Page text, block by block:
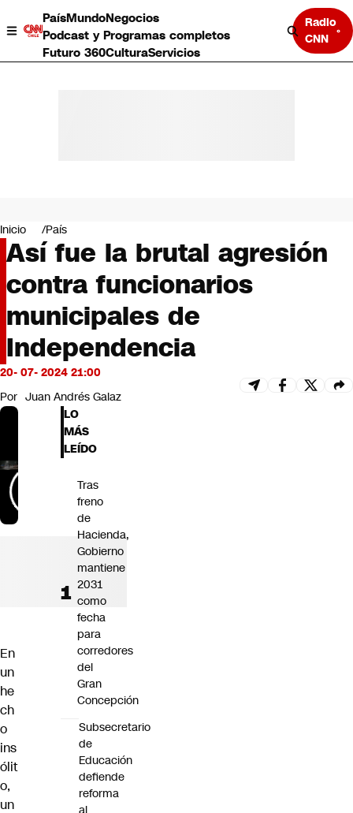
PaísMundoNegocios
Podcast y Programas completos
Futuro 360CulturaServicios
Radio
CNN
Negocios
Deportes
Programas completos
Cultura
Servicios
Bits
CNN tiempo
Futuro 360
Inicio País
Así fue la brutal agresión
contra funcionarios
municipales de
Independencia
20- 07- 2024 21:00
Por Juan Andrés Galaz
En
un
he
ch
o
ins
ólit
o,
un
LO
MÁS
LEÍDO
Tras
freno
de
Hacienda,
Gobierno
mantiene
2031
como
fecha
para
corredores
del
Gran
Concepción
Subsecretario
de
Educación
defiende
reforma
al